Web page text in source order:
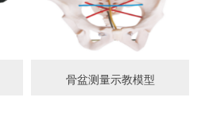
骨盆测量示教模型